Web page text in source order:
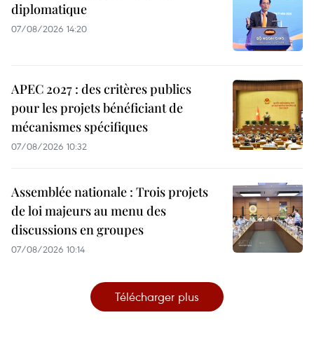
diplomatique
07/08/2026 14:20
APEC 2027 : des critères publics
pour les projets bénéficiant de
mécanismes spécifiques
07/08/2026 10:32
Assemblée nationale : Trois projets
de loi majeurs au menu des
discussions en groupes
07/08/2026 10:14
Télécharger plus